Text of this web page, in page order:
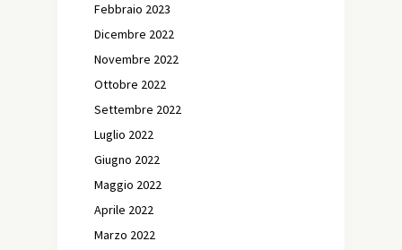
Febbraio 2023
Dicembre 2022
Novembre 2022
Ottobre 2022
Settembre 2022
Luglio 2022
Giugno 2022
Maggio 2022
Aprile 2022
Marzo 2022